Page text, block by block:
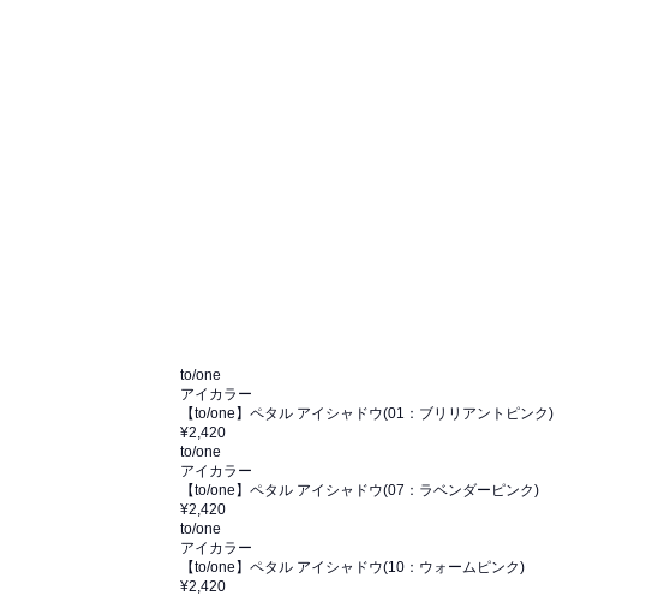
to/one
アイカラー
【to/one】ペタル アイシャドウ(01：ブリリアントピンク)
¥2,420
to/one
アイカラー
【to/one】ペタル アイシャドウ(07：ラベンダーピンク)
¥2,420
to/one
アイカラー
【to/one】ペタル アイシャドウ(10：ウォームピンク)
¥2,420